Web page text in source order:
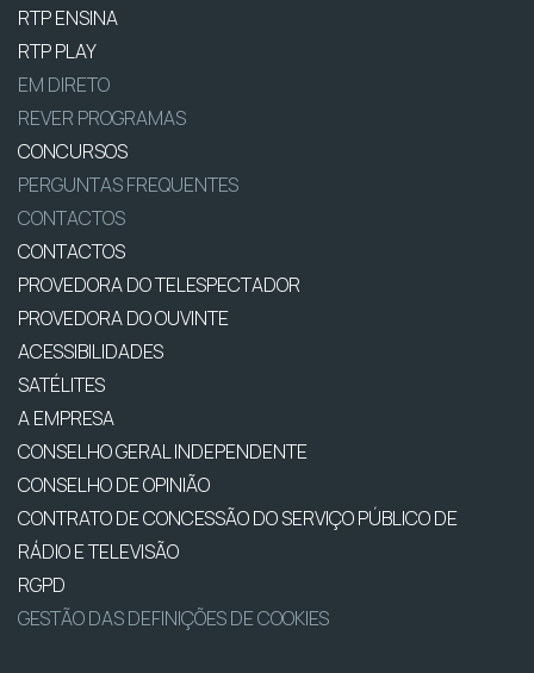
RTP ENSINA
RTP PLAY
EM DIRETO
REVER PROGRAMAS
CONCURSOS
PERGUNTAS FREQUENTES
CONTACTOS
CONTACTOS
PROVEDORA DO TELESPECTADOR
PROVEDORA DO OUVINTE
ACESSIBILIDADES
SATÉLITES
A EMPRESA
CONSELHO GERAL INDEPENDENTE
CONSELHO DE OPINIÃO
CONTRATO DE CONCESSÃO DO SERVIÇO PÚBLICO DE
RÁDIO E TELEVISÃO
RGPD
GESTÃO DAS DEFINIÇÕES DE COOKIES